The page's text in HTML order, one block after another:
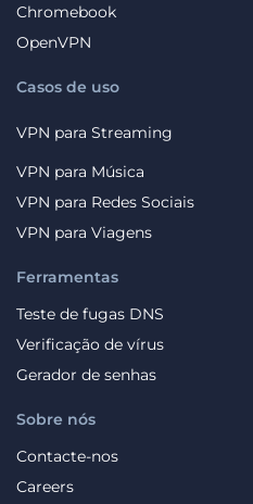
Chromebook
OpenVPN
Casos de uso
VPN para Streaming
VPN para Música
VPN para Redes Sociais
VPN para Viagens
Sobre nós
Contacte-nos
Careers
Ferramentas
Teste de fugas DNS
Verificação de vírus
Gerador de senhas